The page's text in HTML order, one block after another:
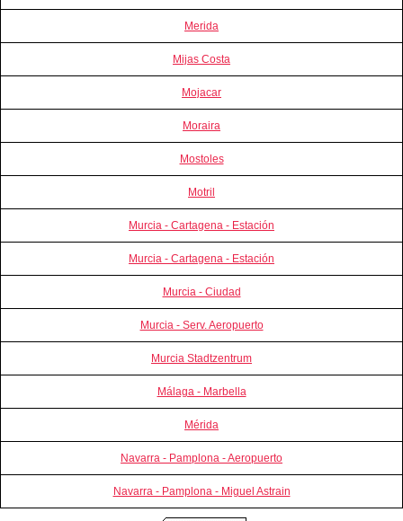
Merida
Mijas Costa
Mojacar
Moraira
Mostoles
Motril
Murcia - Cartagena - Estación
Murcia - Cartagena - Estación
Murcia - Ciudad
Murcia - Serv. Aeropuerto
Murcia Stadtzentrum
Málaga - Marbella
Mérida
Navarra - Pamplona - Aeropuerto
Navarra - Pamplona - Miguel Astrain